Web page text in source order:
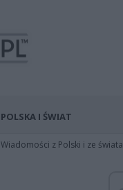
POLSKA I ŚWIAT
Wiadomości z Polski i ze świata